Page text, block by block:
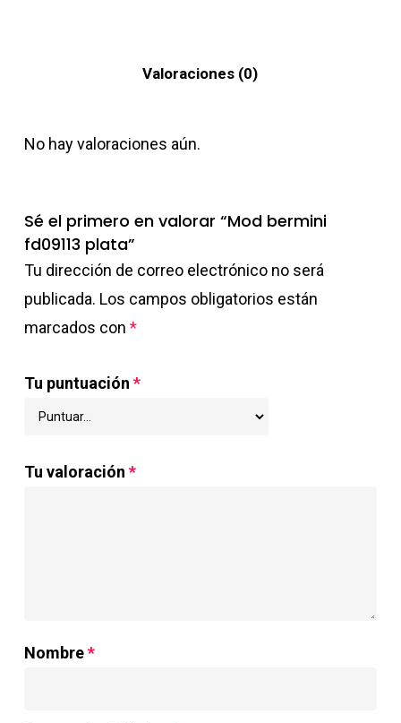
Valoraciones (0)
No hay valoraciones aún.
Sé el primero en valorar “Mod bermini
fd09113 plata”
Tu dirección de correo electrónico no será
publicada. Los campos obligatorios están
marcados con *
Tu puntuación *
Tu valoración *
Nombre*